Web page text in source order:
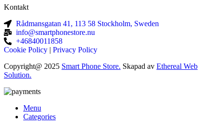
Kontakt
Rådmansgatan 41, 113 58 Stockholm, Sweden
info@smartphonestore.nu
+46840011858
Cookie Policy | Privacy Policy
Copyright@ 2025 Smart Phone Store. Skapad av Ethereal Web
Solution.
Menu
Categories